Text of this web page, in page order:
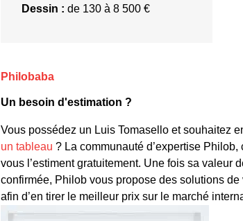
Dessin : de 130 à 8 500 €
Philobaba
Un besoin d'estimation ?
Vous possédez un Luis Tomasello et souhaitez
un tableau ? La communauté d’expertise
vous l’estiment gratuitement. Une fois sa valeur
confirmée, Philob vous propose des solutions
afin d’en tirer le meilleur prix sur le marché